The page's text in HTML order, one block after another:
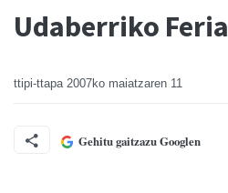
Udaberriko Feria
ttipi-ttapa 2007ko maiatzaren 11
Gehitu gaitzazu Googlen